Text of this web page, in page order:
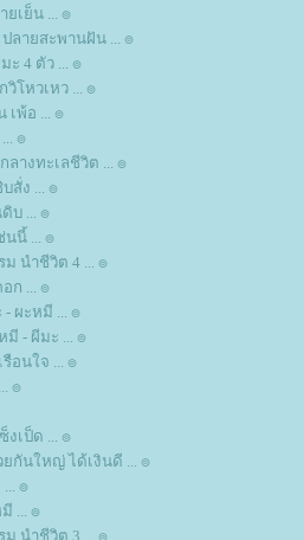
ยเย็น ... ๏
ลายสะพานฝัน ... ๏
ะ 4 ตัว ... ๏
วิโหวเหว ... ๏
เพ้อ ... ๏
๏
ลางทะเลชีวิต ... ๏
สั่ง ... ๏
บ ... ๏
นนี้ ... ๏
ม นำชีวิต 4 ... ๏
ก ... ๏
- ผะหมี ... ๏
มี - ผีมะ ... ๏
รือนใจ ... ๏
๏
งเป็ด ... ๏
ยกันใหญ่ ได้เงินดี ... ๏
... ๏
... ๏
ม นำชีวิต 3 ... ๏